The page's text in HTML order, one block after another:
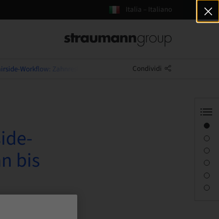
Italia – Italiano
Workflow: Zahnrestauration von Scan bis Druck
Condividi
bis